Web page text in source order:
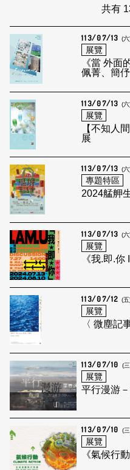
共有
113/07/13 (
展覽
《當 外面的風吹來》—王仲平、王揚、闕
佩菁、簡
113/07/13 (
展覽
【不知人
展
113/07/13 (
專題特區
2024艋舺
113/07/13 (
展覽
《我.即.你
113/07/12 (
展覽
〈 微塵記
113/07/10 (
展覽
平行漫游
113/07/10 (
展覽
《氣候行